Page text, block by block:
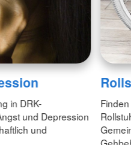
in DRK-
und Depression
und